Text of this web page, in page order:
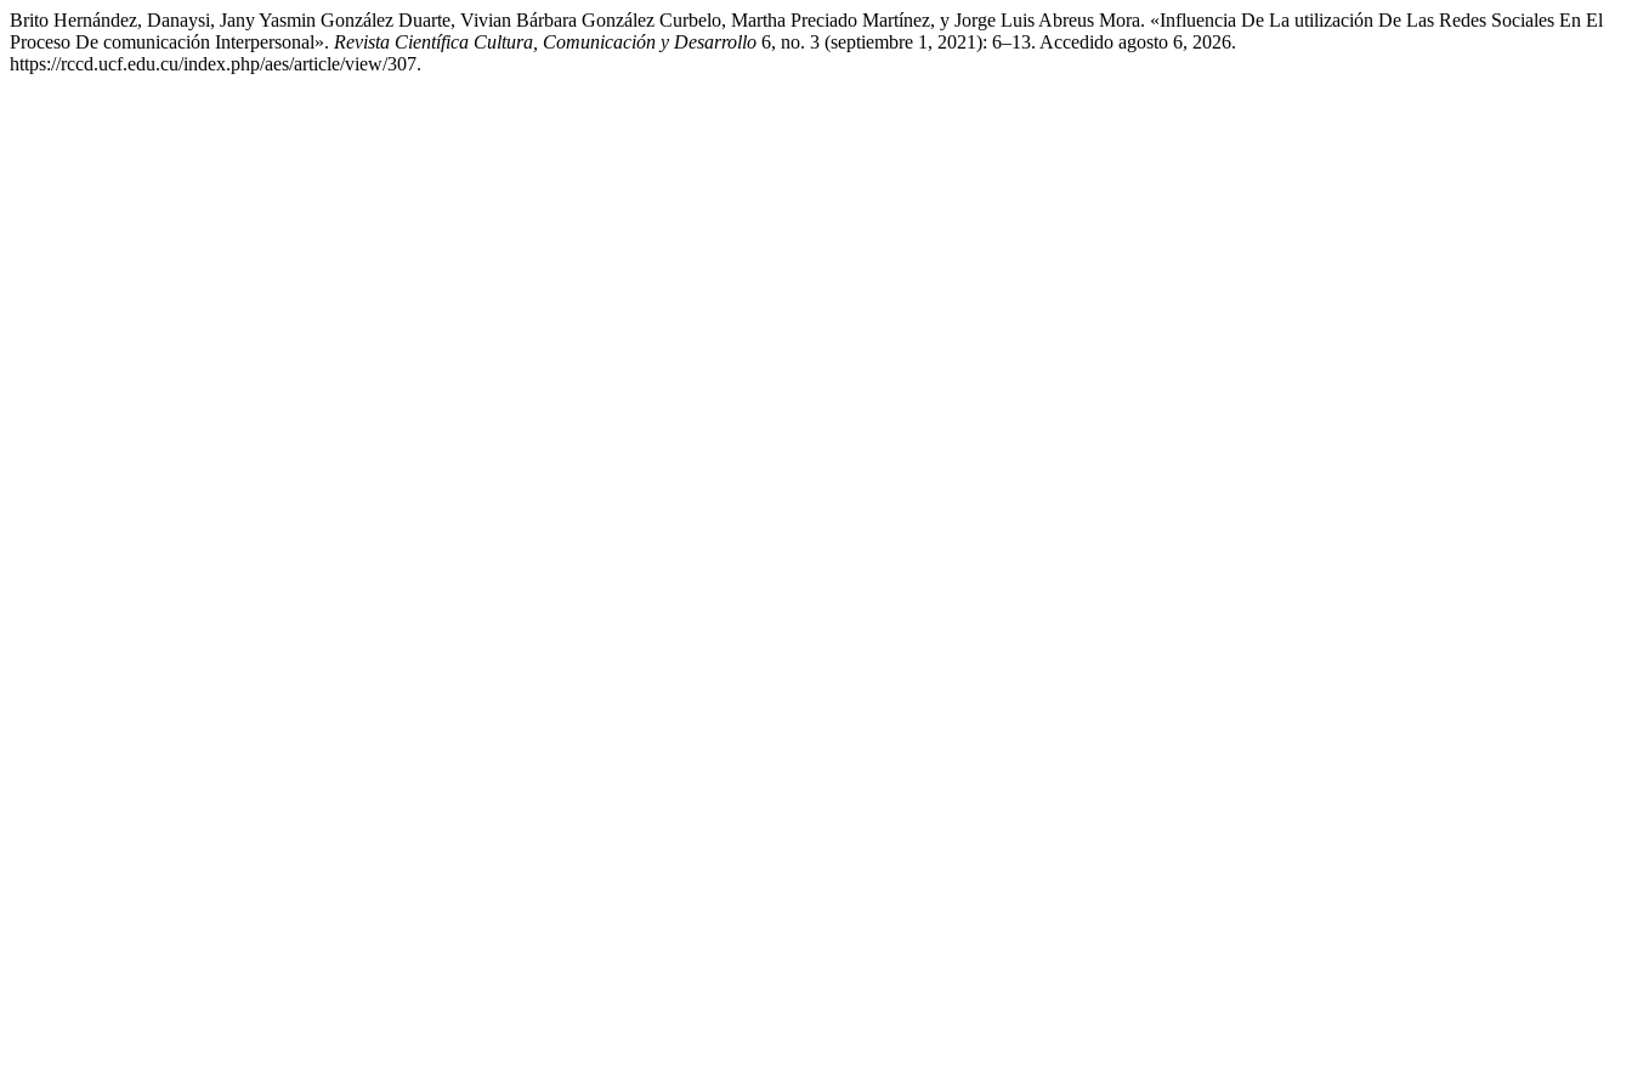
Brito Hernández, Danaysi, Jany Yasmin González Duarte, Vivian Bárbara González Curbelo, Martha Preciado Martínez, y Jorge Luis Abreus Mora. «Influencia De La utilización De Las Redes Sociales En El
Proceso De comunicación Interpersonal». Revista Científica Cultura, Comunicación y Desarrollo 6, no. 3 (septiembre 1, 2021): 6–13. Accedido agosto 6, 2026.
https://rccd.ucf.edu.cu/index.php/aes/article/view/307.